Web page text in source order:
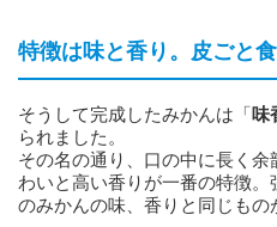
特徴は味と香り。皮ごと
そうして完成したみかんは「味
られました。
その名の通り、口の中に長く
わいと高い香りが一番の特徴
のみかんの味、香りと同じもの